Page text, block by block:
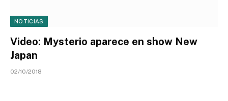
NOTICIAS
Video: Mysterio aparece en show New
Japan
02/10/2018